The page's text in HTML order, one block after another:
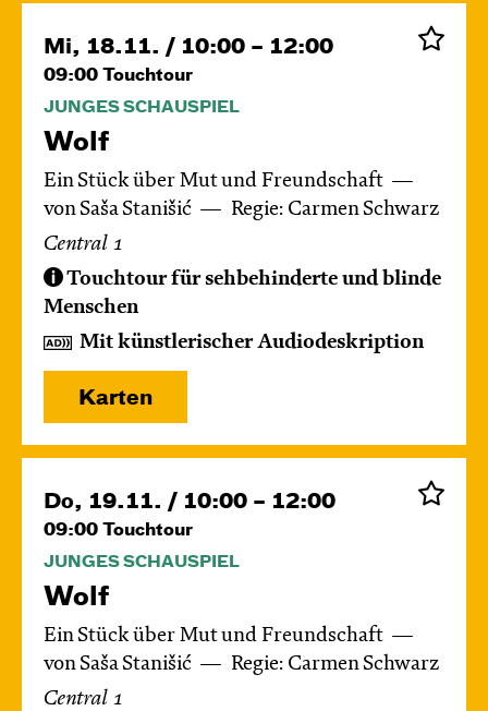
Mi, 18.11. / 10:00 – 12:00
09:00 Touchtour
JUNGES SCHAUSPIEL
Wolf
Ein Stück über Mut und Freundschaft
von Saša Stanišić
Regie: Carmen Schwarz
Central 1
Touchtour für sehbehinderte und blinde
Menschen
Mit künstlerischer Audiodeskription
Karten
Do, 19.11. / 10:00 – 12:00
09:00 Touchtour
JUNGES SCHAUSPIEL
Wolf
Ein Stück über Mut und Freundschaft
von Saša Stanišić
Regie: Carmen Schwarz
Central 1